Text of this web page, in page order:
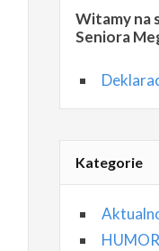
Witamy na
Seniora
Kategorie
HUMOR